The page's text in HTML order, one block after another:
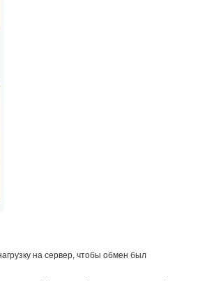
на сервер, чтобы обмен был